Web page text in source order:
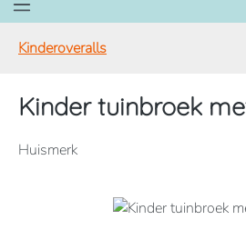
Kinderoveralls
Kinder tuinbroek
Huismerk
Afbeeldingengalerij overslaan